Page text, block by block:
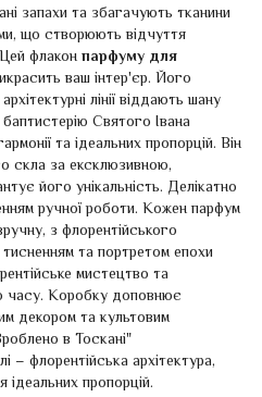
запахи та збагачують тканини
що створюють відчуття
Цей флаконпарфуму для
ваш інтер'єр. Його
лінії віддають шану
Святого Івана
та ідеальних пропорцій. Він
скла за ексклюзивною,
його унікальність. Делікатно
ручної роботи. Кожен парфум
з флорентійського
та портретом епохи
мистецтво та
часу. Коробку доповнює
декором та культовим
в Тоскані"
– флорентійська архітектура,
ідеальних пропорцій.